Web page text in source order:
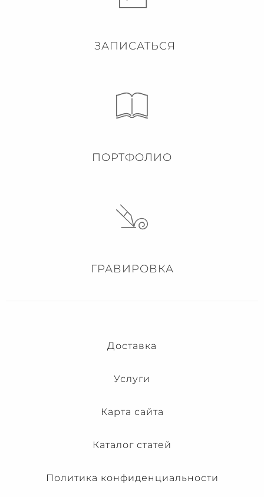
ЗАПИСАТЬСЯ
ПОРТФОЛИО
ГРАВИРОВКА
Доставка
Услуги
Карта сайта
Каталог статей
Политика конфиденциальности